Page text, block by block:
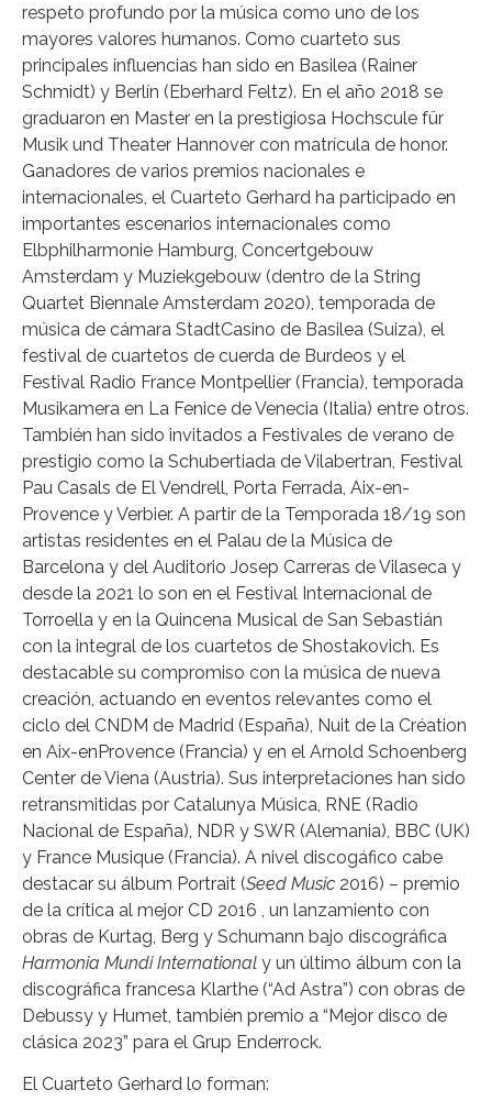
respeto profundo por la música como uno de los
mayores valores humanos. Como cuarteto sus
principales influencias han sido en Basilea (Rainer
Schmidt) y Berlín (Eberhard Feltz). En el año 2018 se
graduaron en Master en la prestigiosa Hochscule für
Musik und Theater Hannover con matrícula de honor.
Ganadores de varios premios nacionales e
internacionales, el Cuarteto Gerhard ha participado en
importantes escenarios internacionales como
Elbphilharmonie Hamburg, Concertgebouw
Amsterdam y Muziekgebouw (dentro de la String
Quartet Biennale Amsterdam 2020), temporada de
música de cámara StadtCasino de Basilea (Suiza), el
festival de cuartetos de cuerda de Burdeos y el
Festival Radio France Montpellier (Francia), temporada
Musikamera en La Fenice de Venecia (Italia) entre otros.
También han sido invitados a Festivales de verano de
prestigio como la Schubertiada de Vilabertran, Festival
Pau Casals de El Vendrell, Porta Ferrada, Aix-en-
Provence y Verbier. A partir de la Temporada 18/19 son
artistas residentes en el Palau de la Música de
Barcelona y del Auditorio Josep Carreras de Vilaseca y
desde la 2021 lo son en el Festival Internacional de
Torroella y en la Quincena Musical de San Sebastián
con la integral de los cuartetos de Shostakovich. Es
destacable su compromiso con la música de nueva
creación, actuando en eventos relevantes como el
ciclo del CNDM de Madrid (España), Nuit de la Création
en Aix-enProvence (Francia) y en el Arnold Schoenberg
Center de Viena (Austria). Sus interpretaciones han sido
retransmitidas por Catalunya Música, RNE (Radio
Nacional de España), NDR y SWR (Alemania), BBC (UK)
y France Musique (Francia). A nivel discogáfico cabe
destacar su álbum Portrait (Seed Music 2016) – premio
de la crítica al mejor CD 2016 , un lanzamiento con
obras de Kurtag, Berg y Schumann bajo discográfica
Harmonia Mundi International y un último álbum con la
discográfica francesa Klarthe (“Ad Astra”) con obras de
Debussy y Humet, también premio a “Mejor disco de
clásica 2023” para el Grup Enderrock.
El Cuarteto Gerhard lo forman: